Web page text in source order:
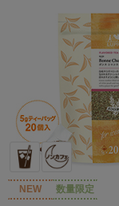
NEW 数量限定